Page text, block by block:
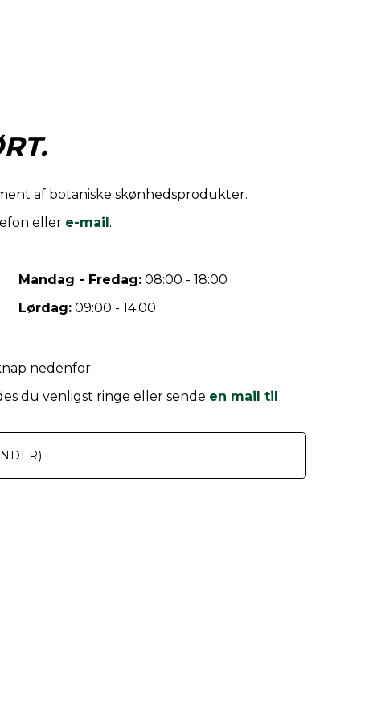
af botaniske skønhedsprodukter.
eller e-mail.
Mandag - Fredag: 08:00 - 18:00
Lørdag: 09:00 - 14:00
nedenfor.
du venligst ringe eller sende en mail til